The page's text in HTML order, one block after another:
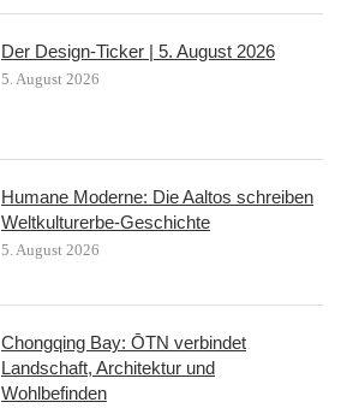
Der Design-Ticker | 5. August 2026
5. August 2026
Humane Moderne: Die Aaltos schreiben
Weltkulturerbe-Geschichte
5. August 2026
Chongqing Bay: ŌTN verbindet
Landschaft, Architektur und
Wohlbefinden